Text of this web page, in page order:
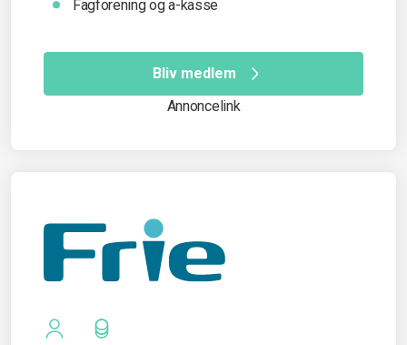
Fagforening og a-kasse
Bliv medlem
Annoncelink